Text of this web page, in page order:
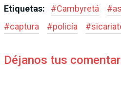
Etiquetas: #Cambyretá #
#captura #policía #
Déjanos tus